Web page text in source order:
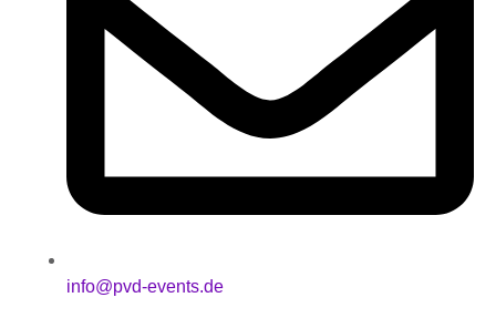
info@pvd-events.de